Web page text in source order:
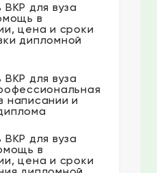
ВКР для вуза
в
цена и сроки
дипломной
ВКР для вуза
написании и
ВКР для вуза
в
цена и сроки